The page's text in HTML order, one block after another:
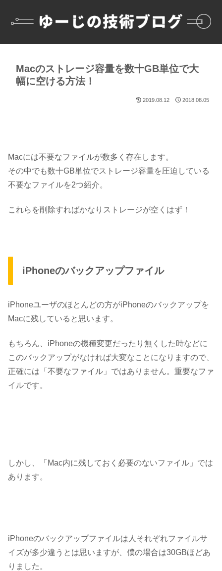
Macのストレージ容量を数十GB単位で大
幅に空ける方法！
2019.08.12 2018.08.05
Macには不要なファイルが数多く存在します。
その中でも数十GB単位でストレージ容量を圧迫している
不要なファイルを2つ紹介。
これらを削除すればかなりストレージが空くはず！
iPhoneのバックアップファイル
iPhoneユーザのほとんどの方がiPhoneのバックアップを
Macに残していると思います。
もちろん、iPhoneの機種変更だったり無くした時などに
このバックアップがなければ大変なことになりますので、
正確には「不要なファイル」ではありません。重要なファ
イルです。
しかし、「Mac内に残しておく必要のないファイル」では
あります。
iPhoneのバックアップファイルは人それぞれファイルサ
イズが多少違うとは思いますが、僕の場合は30GBほどあ
りました。